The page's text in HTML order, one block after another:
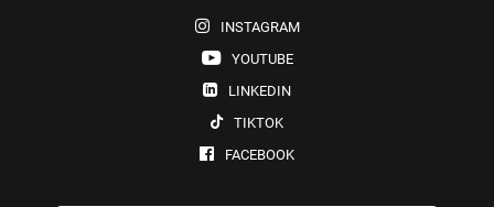
INSTAGRAM
YOUTUBE
LINKEDIN
TIKTOK
FACEBOOK